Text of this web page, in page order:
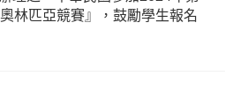
林匹亞競賽』，鼓勵學生報名